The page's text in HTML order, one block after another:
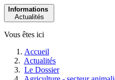
Informations
Actualités
Vous êtes ici
Accueil
Actualités
Le Dossier